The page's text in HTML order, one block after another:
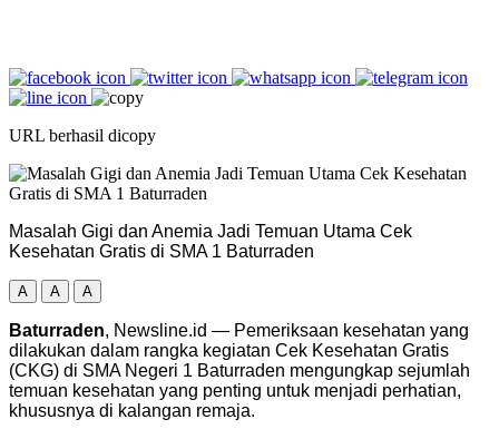
URL berhasil dicopy
Masalah Gigi dan Anemia Jadi Temuan Utama Cek
Kesehatan Gratis di SMA 1 Baturraden
A A A
Baturraden, Newsline.id — Pemeriksaan kesehatan yang
dilakukan dalam rangka kegiatan Cek Kesehatan Gratis
(CKG) di SMA Negeri 1 Baturraden mengungkap sejumlah
temuan kesehatan yang penting untuk menjadi perhatian,
khususnya di kalangan remaja.